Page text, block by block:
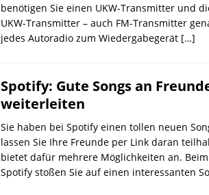
benötigen Sie einen UKW-Transmitter und
UKW-Transmitter – auch FM-Transmitter
jedes Autoradio zum Wiedergabegerät […]
Spotify: Gute Songs an
weiterleiten
Sie haben bei Spotify einen tollen neuen
lassen Sie Ihre Freunde per Link daran
bietet dafür mehrere Möglichkeiten an.
Spotify stoßen Sie auf einen interessanten